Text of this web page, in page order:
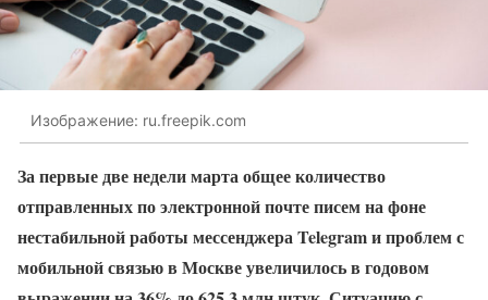
Изображение: ru.freepik.com
За первые две недели марта общее количество
отправленных по электронной почте писем на фоне
нестабильной работы мессенджера Telegram и проблем с
мобильной связью в Москве увеличилось в годовом